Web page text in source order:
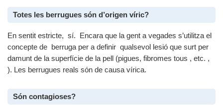
Totes les berrugues són d’origen víric?
En sentit estricte, sí. Encara que la gent a vegades s’utilitza el
concepte de berruga per a definir qualsevol lesió que surt per
damunt de la superfície de la pell (pigues, fibromes tous , etc. ,
). Les berrugues reals són de causa vírica.
Són contagioses?